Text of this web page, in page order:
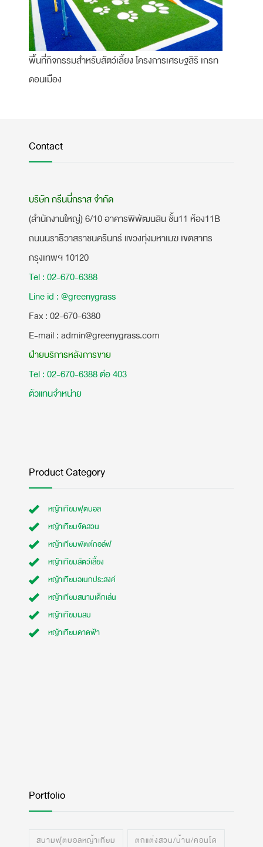
พื้นที่กิจกรรมสำหรับสัตว์เลี้ยง โครงการเศรษฐสิริ เกรท
ดอนเมือง
Contact
บริษัท กรีนนี่กราส จำกัด
(สำนักงานใหญ่) 6/10 อาคารพิพัฒนสิน ชั้น11 ห้อง11B
ถนนนราธิวาสราชนครินทร์ แขวงทุ่งมหาเมฆ เขตสาทร
กรุงเทพฯ 10120
Tel : 02-670-6388
Line id : @greenygrass
​Fax : 02-670-6380
E-mail : admin@greenygrass.com
ฝ่ายบริการหลังการขาย
Tel : 02-670-6388 ต่อ 403
ตัวแทนจำหน่าย
Product Category
หญ้าเทียมฟุตบอล
หญ้าเทียมจัดสวน
หญ้าเทียมพัตต์กอล์ฟ
หญ้าเทียมสัตว์เลี้ยง
หญ้าเทียมอเนกประสงค์
หญ้าเทียมสนามเด็กเล่น
หญ้าเทียมผสม
หญ้าเทียมดาดฟ้า
Portfolio
สนามฟุตบอลหญ้าเทียม ตกแต่งสวน/บ้าน/คอนโด